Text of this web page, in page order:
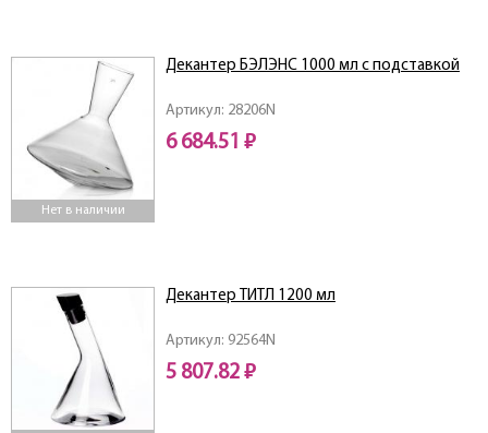
Нет в наличии
Артикул: 28206N
Декантер БЭЛЭНС 1000 мл с подставкой
6 684.51 ₽
Артикул: 92564N
Декантер ТИТЛ 1200 мл
5 807.82 ₽